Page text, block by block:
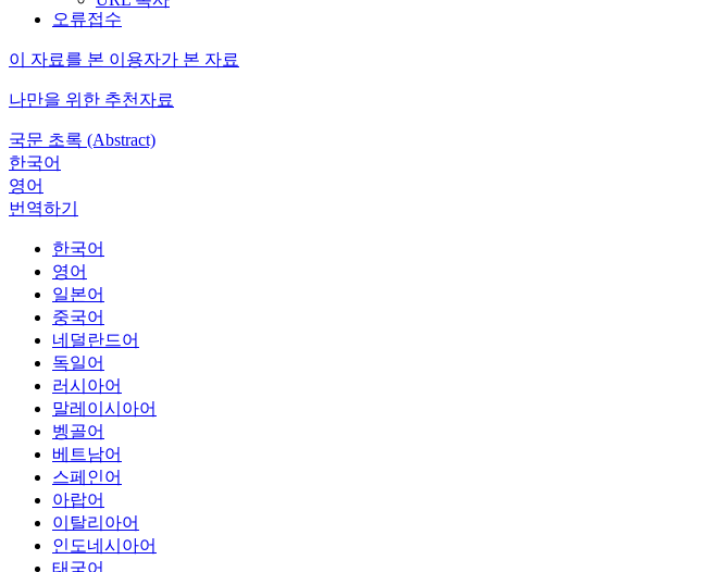
오류접수
이 자료를 본 이용자가 본 자료
나만을 위한 추천자료
국문 초록 (Abstract)
한국어
영어
번역하기
한국어
영어
일본어
중국어
네덜란드어
독일어
러시아어
말레이시아어
벵골어
베트남어
스페인어
아랍어
이탈리아어
인도네시아어
태국어